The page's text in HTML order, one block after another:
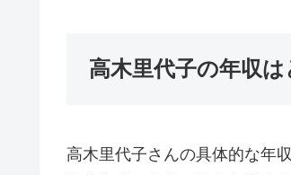
高木里代子の年収
高木里代子さんの具体的な年